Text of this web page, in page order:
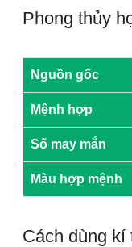
Phong thủy
Nguồn gốc
Mệnh hợp
Số may mắn
Màu hợp mệnh
Cách dùng kí